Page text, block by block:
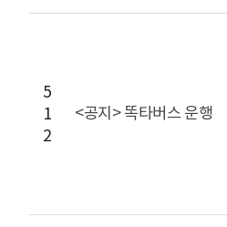
5
1
2
<공지> 똑타버스 운행